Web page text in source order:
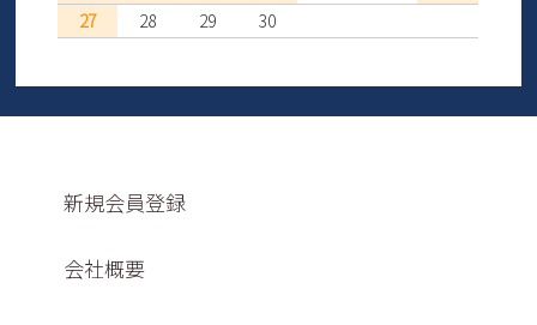
27
28 29 30
新規会員登録
会社概要